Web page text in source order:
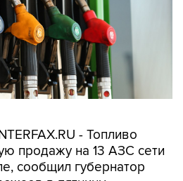
- Топливо
продажу на 13 АЗС сети
сообщил губернатор